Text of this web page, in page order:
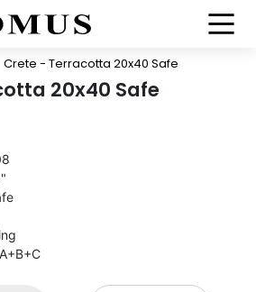
Crete - Terracotta 20x40 Safe
20x40 Safe